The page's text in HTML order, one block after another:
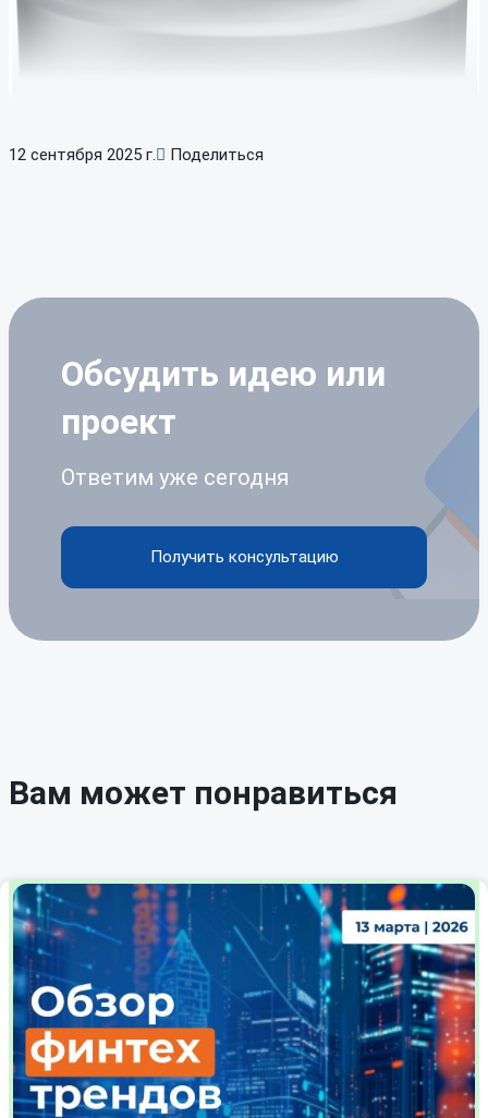
12 сентября 2025 г. Поделиться
Обсудить идею или
проект
Ответим уже сегодня
Получить консультацию
Вам может понравиться